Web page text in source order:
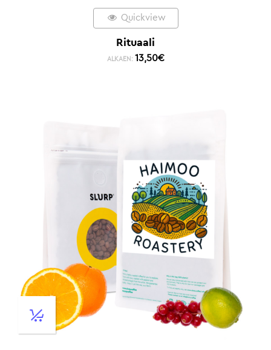
Quickview
Rituaali
ALKAEN: 13,50€